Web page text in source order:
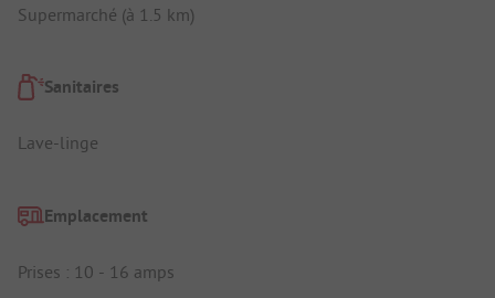
Supermarché (à 1.5 km)
Sanitaires
Lave-linge
Emplacement
Prises : 10 - 16 amps